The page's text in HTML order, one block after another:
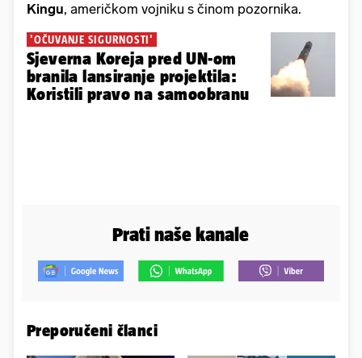
Kingu, američkom vojniku s činom pozornika.
'OČUVANJE SIGURNOSTI'
Sjeverna Koreja pred UN-om
branila lansiranje projektila:
Koristili pravo na samoobranu
Prati naše kanale
Preporučeni članci